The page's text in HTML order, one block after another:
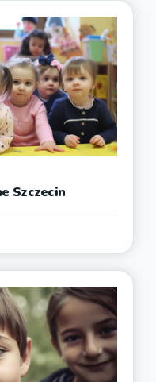
Szczecin